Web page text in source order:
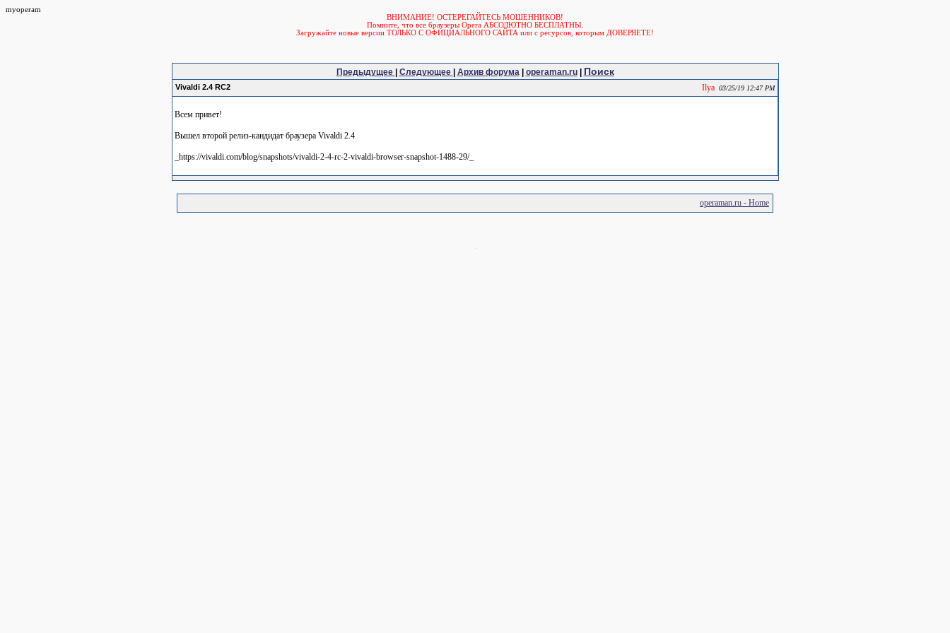
myoperam
ВНИМАНИЕ! ОСТЕРЕГАЙТЕСЬ МОШЕННИКОВ!
Помните, что все браузеры Opera АБСОЛЮТНО БЕСПЛАТНЫ.
Загружайте новые версии ТОЛЬКО С ОФИЦИАЛЬНОГО САЙТА или с ресурсов, которым ДОВЕРЯЕТЕ!
Предыдущее Следующее Архив форума| operaman.ru| Поиск
Vivaldi 2.4 RC2 Ilya 03/25/19 12:47 PM
Всем привет!
Вышел второй релиз-кандидат браузера Vivaldi 2.4
_https://vivaldi.com/blog/snapshots/vivaldi-2-4-rc-2-vivaldi-browser-snapshot-1488-29/_
operaman.ru - Home